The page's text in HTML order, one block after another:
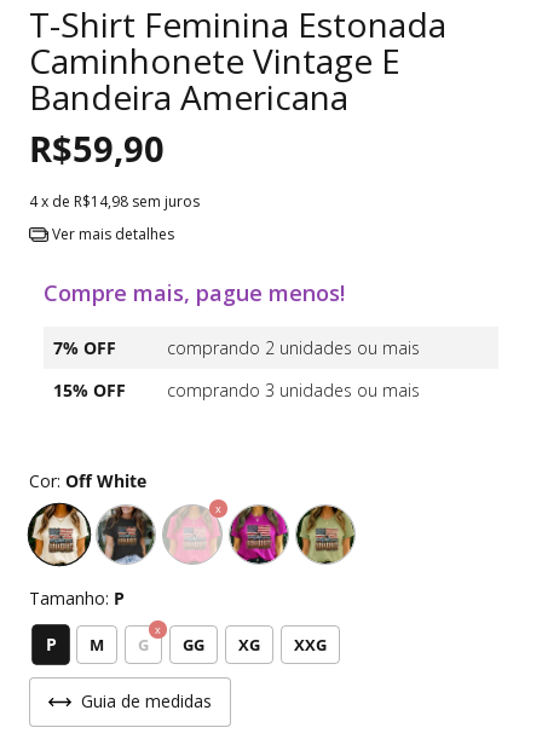
T-Shirt Feminina Estonada
Caminhonete Vintage E
Bandeira Americana
R$59,90
4x de R$14,98 sem juros
Ver mais detalhes
Compre mais, pague menos!
7% OFF
comprando 2 unidades ou mais
15% OFF
comprando 3 unidades ou mais
Cor: Off White
Tamanho: P
P M G GG XG XXG
Guia de medidas